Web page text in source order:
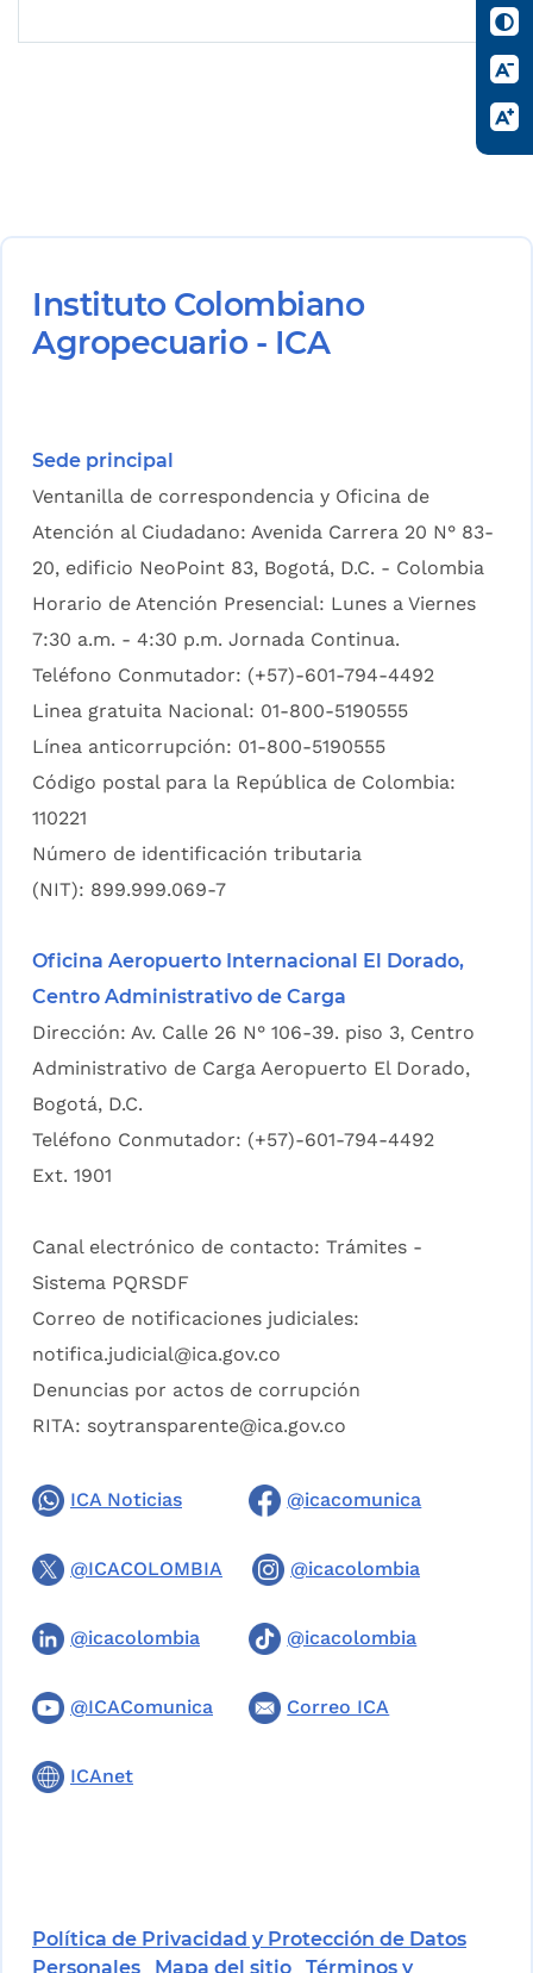
Instituto Colombiano
Agropecuario - ICA
Sede principal
Ventanilla de correspondencia y Oficina de
Atención al Ciudadano: Avenida Carrera 20 N° 83-
20, edificio NeoPoint 83, Bogotá, D.C. - Colombia
Horario de Atención Presencial: Lunes a Viernes
7:30 a.m. - 4:30 p.m. Jornada Continua.
Teléfono Conmutador: (+57)-601-794-4492
Linea gratuita Nacional: 01-800-5190555
Línea anticorrupción: 01-800-5190555
Código postal para la República de Colombia:
110221
Número de identificación tributaria
(NIT): 899.999.069-7
Oficina Aeropuerto Internacional El Dorado,
Centro Administrativo de Carga
Dirección: Av. Calle 26 N° 106-39. piso 3, Centro
Administrativo de Carga Aeropuerto El Dorado,
Bogotá, D.C.
Teléfono Conmutador: (+57)-601-794-4492
Ext. 1901
Canal electrónico de contacto: Trámites -
Sistema PQRSDF
Correo de notificaciones judiciales:
notifica.judicial@ica.gov.co
Denuncias por actos de corrupción
RITA: soytransparente@ica.gov.co
ICA Noticias @icacomunica
@ICACOLOMBIA @icacolombia
@icacolombia @icacolombia
@ICAComunica Correo ICA
ICAnet
Política de Privacidad y Protección de Datos
Personales
Mapa del sitio Términos y